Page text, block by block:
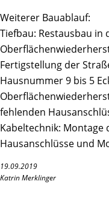
Weiterer Bauablauf:
Tiefbau: Restausbau in
Fertigstellung der
Hausnummer 9 bis 5
fehlenden
Kabeltechnik: Montage
Hausanschlüsse und
19.09.2019
Katrin Merklinger